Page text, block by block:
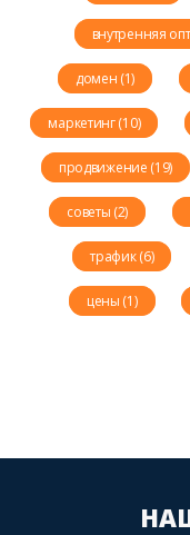
внутренняя
домен (1)
маркетинг (10)
продвижение (19)
советы (2)
трафик (6)
цены (1)